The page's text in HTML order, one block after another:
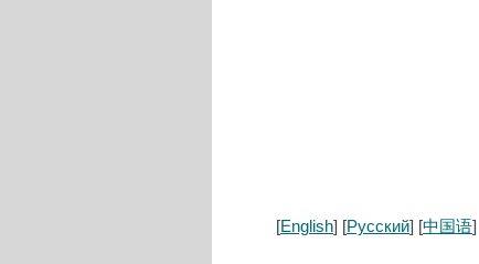
[English] [Русский] [中国语]